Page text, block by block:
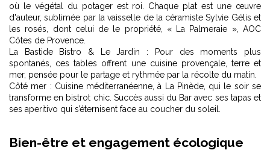
où le végétal du potager est roi. Chaque plat est une œuvre
d'auteur, sublimée par la vaisselle de la céramiste Sylvie Gélis et
les rosés, dont celui de le propriété, « La Palmeraie », AOC
Côtes de Provence.
La Bastide Bistro & Le Jardin : Pour des moments plus
spontanés, ces tables offrent une cuisine provençale, terre et
mer, pensée pour le partage et rythmée par la récolte du matin.
Côté mer : Cuisine méditerranéenne, à La Pinède, qui le soir se
transforme en bistrot chic. Succès aussi du Bar avec ses tapas et
ses aperitivo qui s’éternisent face au coucher du soleil.
Bien-être et engagement écologique